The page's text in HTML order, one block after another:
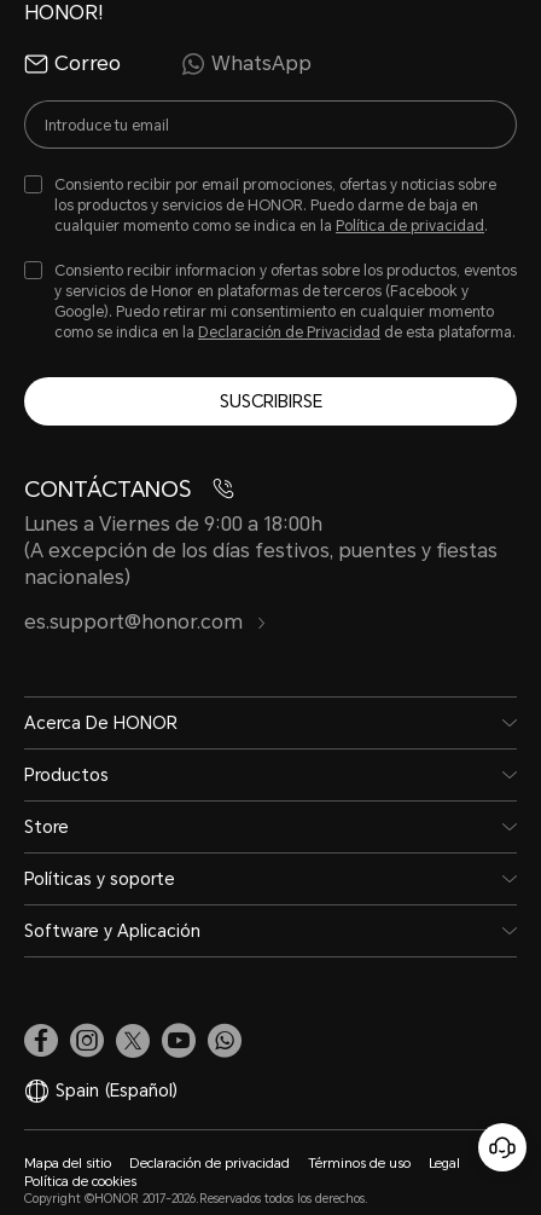
HONOR!
Correo WhatsApp
Consiento recibir por email promociones, ofertas y noticias sobre
los productos y servicios de HONOR. Puedo darme de baja en
cualquier momento como se indica en la Política de privacidad .
Consiento recibir informacion y ofertas sobre los productos, eventos
y servicios de Honor en plataformas de terceros (Facebook y
Google). Puedo retirar mi consentimiento en cualquier momento
como se indica en la Declaración de Privacidad de esta plataforma.
SUSCRIBIRSE
CONTÁCTANOS
Lunes a Viernes de 9:00 a 18:00h
(A excepción de los días festivos, puentes y fiestas
nacionales)
es.support@honor.com
Acerca De HONOR
Productos
Store
Políticas y soporte
Software y Aplicación
Spain (Español)
Mapa del sitio Declaración de privacidad Términos de uso
Legal
Política de cookies
Copyright ©HONOR 2017-2026.Reservados todos los derechos.